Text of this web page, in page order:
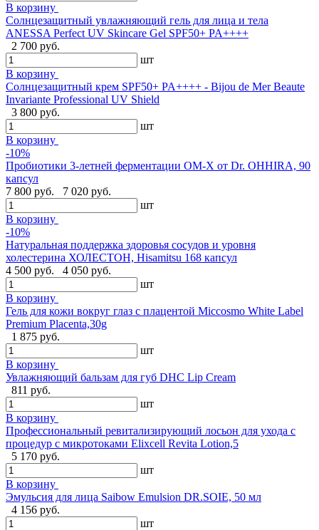
В корзину
Солнцезащитный увлажняющий гель для лица и тела
ANESSA Perfect UV Skincare Gel SPF50+ PA++++
2 700 руб.
шт
В корзину
Cолнцезащитный крем SPF50+ PA++++ - Bijou de Mer Beaute
Invariante Professional UV Shield
3 800 руб.
шт
В корзину
-10%
Пробиотики 3-летней ферментации OM-X от Dr. OHHIRA, 90
капсул
7 800 руб.
7 020 руб.
шт
В корзину
-10%
Натуральная поддержка здоровья сосудов и уровня
холестерина ХОЛЕСТОН, Hisamitsu 168 капсул
4 500 руб.
4 050 руб.
шт
В корзину
Гель для кожи вокруг глаз с плацентой Miccosmo White Label
Premium Placenta,30g
1 875 руб.
шт
В корзину
Увлажняющий бальзам для губ DHC Lip Cream
811 руб.
шт
В корзину
Профессиональный ревитализирующий лосьон для ухода с
процедур с микротоками Elixcell Revita Lotion,5
5 170 руб.
шт
В корзину
Эмульсия для лица Saibow Emulsion DR.SOIE, 50 мл
4 156 руб.
шт